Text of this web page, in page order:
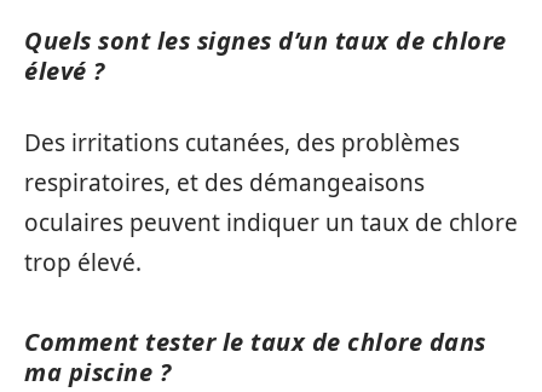
Quels sont les signes d’un taux de chlore
élevé ?
Des irritations cutanées, des problèmes
respiratoires, et des démangeaisons
oculaires peuvent indiquer un taux de chlore
trop élevé.
Comment tester le taux de chlore dans
ma piscine ?